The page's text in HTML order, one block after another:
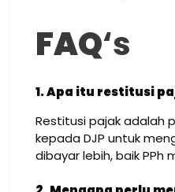
FAQ‘s
1. Apa itu restitusi
Restitusi pajak adalah
kepada DJP untuk
dibayar lebih, baik PPh